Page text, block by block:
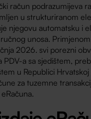
račun podrazumijeva
u strukturiranom
njegovu automatsku i
unosa. Primjenom
2026. svi porezni
PDV-a sa sjedištem,
u Republici
za tuzemne